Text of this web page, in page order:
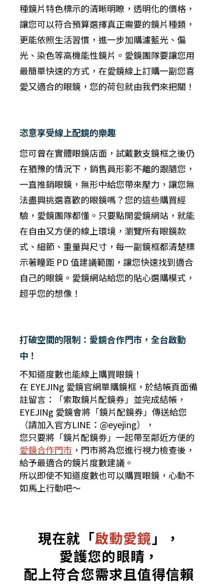
種鏡片特色標示的清晰明瞭，透明化的價格，
讓您可以符合預算選擇真正需要的鏡片種類，
更能依照生活習慣，進一步加購濾藍光、偏
光、染色等高機能性鏡片。愛鏡團隊要讓您用
最簡單快速的方式，在愛鏡線上訂購一副您喜
愛又適合的眼鏡，您的荷包就由我們來把關！
恣意享受線上配鏡的樂趣
您可曾在實體眼鏡店面，試戴數支鏡框之後仍
在猶豫的情況下，銷售員形影不離的跟隨您，
一直推銷眼鏡，無形中給您帶來壓力，讓您無
法盡興挑選喜歡的眼鏡嗎？您的這些購買經
驗，愛鏡團隊都懂。只要點開愛鏡網站，就能
在自由又方便的線上環境，瀏覽所有眼鏡款
式、細節、重量與尺寸，每一副鏡框都清楚標
示著瞳距 PD 值建議範圍，讓您快速找到適合
自己的眼鏡。愛鏡網站給您的貼心選購模式，
超乎您的想像！
打破空間的限制：愛鏡合作門市，全台啟動
中！
不知道度數也能線上購買眼鏡！
在 EYEJINg 愛鏡官網單購鏡框，於結帳頁面備
註留言：「索取鏡片配鏡券」並完成結帳，
EYEJINg 愛鏡會將「鏡片配鏡券」傳送給您
（請加入官方LINE：@eyejing），
您只要將「鏡片配鏡劵」一起帶至鄰近方便的
愛鏡合作門市 ，門市將為您進行視力檢查後，
給予最適合的鏡片度數建議。
所以即使不知道度數也可以購買眼鏡，心動不
如馬上行動吧～
現在就「啟動愛鏡 」，
愛護您的眼睛，
配上符合您需求且值得信賴